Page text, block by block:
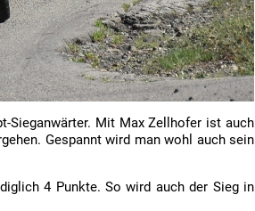
Sieganwärter. Mit Max Zellhofer ist auch
Gespannt wird man wohl auch sein
4 Punkte. So wird auch der Sieg in